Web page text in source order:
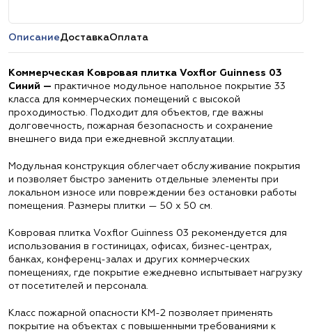
ОписаниеДоставкаОплата
Коммерческая Ковровая плитка Voxflor Guinness 03
Синий — практичное модульное напольное покрытие 33
класса для коммерческих помещений с высокой
проходимостью. Подходит для объектов, где важны
долговечность, пожарная безопасность и сохранение
внешнего вида при ежедневной эксплуатации.
Модульная конструкция облегчает обслуживание покрытия
и позволяет быстро заменить отдельные элементы при
локальном износе или повреждении без остановки работы
помещения. Размеры плитки — 50 х 50 см.
Ковровая плитка Voxflor Guinness 03 рекомендуется для
использования в гостиницах, офисах, бизнес-центрах,
банках, конференц-залах и других коммерческих
помещениях, где покрытие ежедневно испытывает нагрузку
от посетителей и персонала.
Класс пожарной опасности КМ-2 позволяет применять
покрытие на объектах с повышенными требованиями к